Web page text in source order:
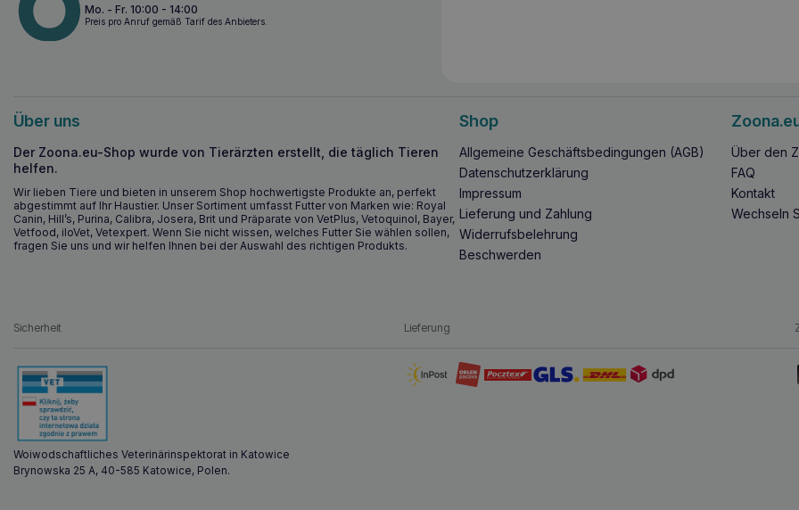
Mo. - Fr. 10:00 - 14:00
Preis pro Anruf gemäß Tarif des Anbieters.
Über uns
Der Zoona.eu-Shop wurde von Tierärzten erstellt, die täglich Tieren
helfen.
Wir lieben Tiere und bieten in unserem Shop hochwertigste Produkte an, perfekt
abgestimmt auf Ihr Haustier. Unser Sortiment umfasst Futter von Marken wie: Royal
Canin, Hill’s, Purina, Calibra, Josera, Brit und Präparate von VetPlus, Vetoquinol, Bayer,
Vetfood, iloVet, Vetexpert. Wenn Sie nicht wissen, welches Futter Sie wählen sollen,
fragen Sie uns und wir helfen Ihnen bei der Auswahl des richtigen Produkts.
Shop
Allgemeine Geschäftsbedingungen (AGB)
Datenschutzerklärung
Impressum
Lieferung und Zahlung
Widerrufsbelehrung
Beschwerden
Über den
FAQ
Kontakt
Wechseln
Sicherheit
Woiwodschaftliches Veterinärinspektorat in Katowice
Brynowska 25 A, 40-585 Katowice, Polen.
Lieferung